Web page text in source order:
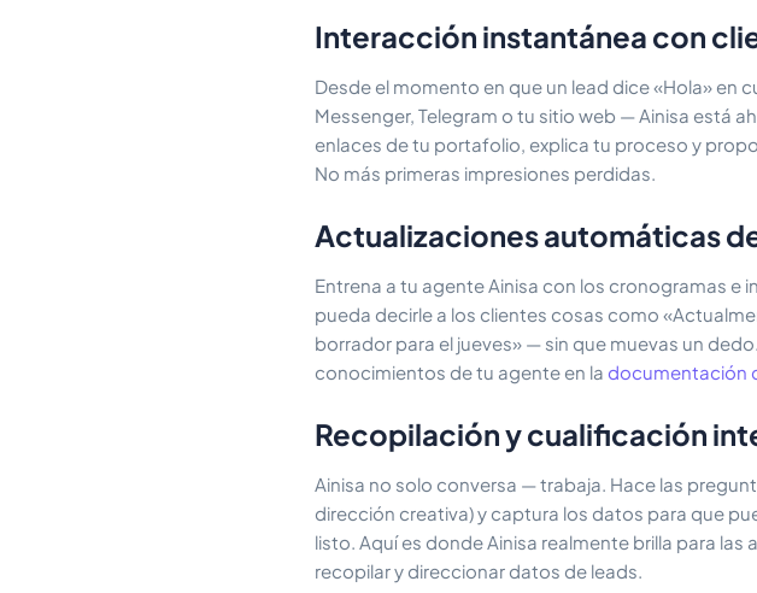
Interacción instantánea con
Desde el momento en que un lead dice «Hola»
Messenger, Telegram o tu sitio web — Ainisa está
enlaces de tu portafolio, explica tu proceso y
No más primeras impresiones perdidas.
Actualizaciones automáticas
Entrena a tu agente Ainisa con los cronogramas
pueda decirle a los clientes cosas como
borrador para el jueves» — sin que muevas un
conocimientos de tu agente en la documentación
Recopilación y cualificación
Ainisa no solo conversa — trabaja. Hace las
dirección creativa) y captura los datos para que
listo. Aquí es donde Ainisa realmente brilla para las
recopilar y direccionar datos de leads.